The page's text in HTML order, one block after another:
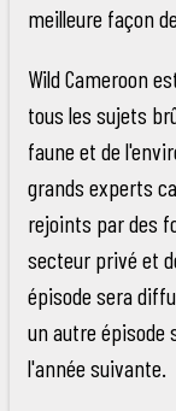
meilleure façon
Wild Cameroon
tous les sujets
faune et de
grands experts
rejoints par des
secteur privé et
épisode sera
un autre épisode
l'année suivante.